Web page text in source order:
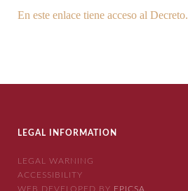
En este enlace tiene acceso al Decreto.
LEGAL INFORMATION
LEGAL WARNING
ACCESSIBILITY
WEB DEVELOPED BY EPICSA